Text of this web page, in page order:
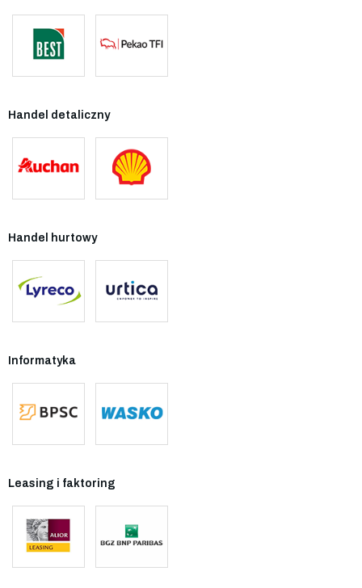
Handel detaliczny
Handel hurtowy
Informatyka
Leasing i faktoring